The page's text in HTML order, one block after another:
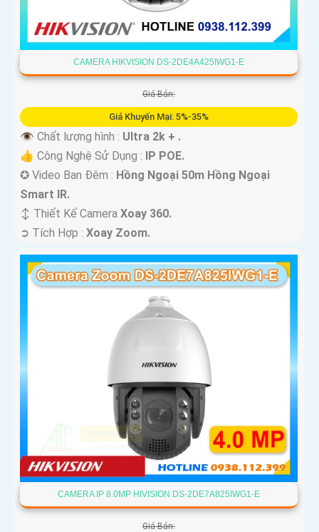
CAMERA HIKVISION DS-2DE4A425IWG1-E
Giá Bán:
Giá Khuyến Mại: 5%-35%
👁 Chất lượng hình : Ultra 2k + .
👍 Công Nghệ Sử Dụng : IP POE.
✪ Video Ban Đêm : Hồng Ngoại 50m Hồng Ngoại
Smart IR.
↕️ Thiết Kế Camera Xoay 360.
️➲ Tích Hợp : Xoay Zoom.
CAMERA IP 8.0MP HIVISION DS-2DE7A825IWG1-E
Giá Bán: